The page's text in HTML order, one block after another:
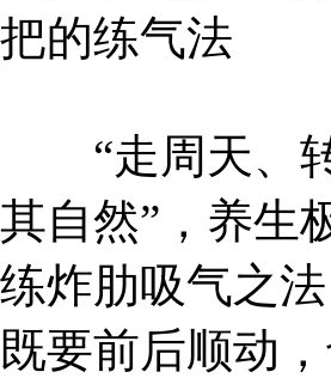
把的练气法
“走周天、转
其自然”，养生
练炸肋吸气之
既要前后顺动